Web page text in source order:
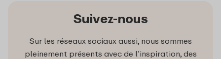
Suivez-nous
Sur les réseaux sociaux aussi, nous sommes
pleinement présents avec de l’inspiration, des